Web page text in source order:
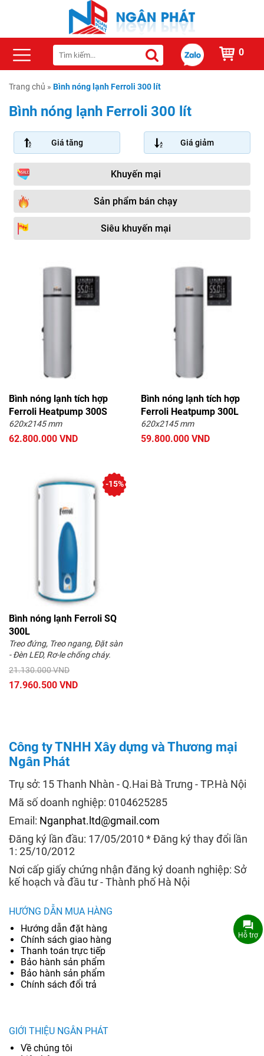
0
Trang chủ » Bình nóng lạnh Ferroli 300 lít
Bình nóng lạnh Ferroli 300 lít
Giá tăng Giá giảm
Khuyến mại
Sản phẩm bán chạy
Siêu khuyến mại
Bình nóng lạnh tích hợp
Ferroli Heatpump 300S
620x2145 mm
62.800.000 VND
Bình nóng lạnh tích hợp
Ferroli Heatpump 300L
620x2145 mm
59.800.000 VND
Bình nóng lạnh Ferroli SQ
300L
Treo đứng, Treo ngang, Đặt sàn
- Đèn LED, Rơ-le chống cháy.
21.130.000 VND
17.960.500 VND
-15%
Công ty TNHH Xây dựng và Thương mại
Ngân Phát
Trụ sở: 15 Thanh Nhàn - Q.Hai Bà Trưng - TP.Hà Nội
Mã số doanh nghiệp: 0104625285
Email: Nganphat.ltd@gmail.com
Đăng ký lần đầu: 17/05/2010 * Đăng ký thay đổi lần
1: 25/10/2012
Nơi cấp giấy chứng nhận đăng ký doanh nghiệp: Sở
kế hoạch và đầu tư - Thành phố Hà Nội
HƯỚNG DẪN MUA HÀNG
Hướng dẫn đặt hàng
Chính sách giao hàng
Thanh toán trực tiếp
Bảo hành sản phẩm
Bảo hành sản phẩm
Chính sách đổi trả
GIỚI THIỆU NGÂN PHÁT
Về chúng tôi
Hỗ trợ